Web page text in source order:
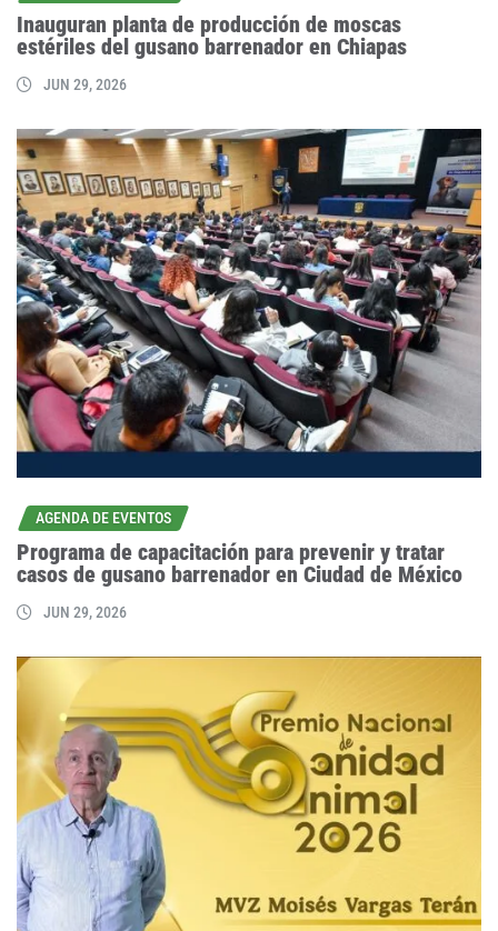
Inauguran planta de producción de moscas
estériles del gusano barrenador en Chiapas
JUN 29, 2026
AGENDA DE EVENTOS
Programa de capacitación para prevenir y tratar
casos de gusano barrenador en Ciudad de México
JUN 29, 2026